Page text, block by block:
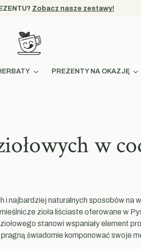
Zobacz nasze zestawy!
PREZENTY NA OKAZJĘ
w
naturalnych sposobów na
zioła liściaste oferowane w
stanowi wspaniały element
świadomie komponować swoje